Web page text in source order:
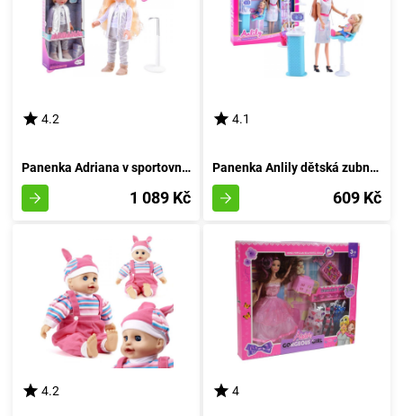
4.2
Panenka Adriana v sportovním outfitu
1 089 Kč
4.1
Panenka Anlily dětská zubní lékařka
609 Kč
4.2 4